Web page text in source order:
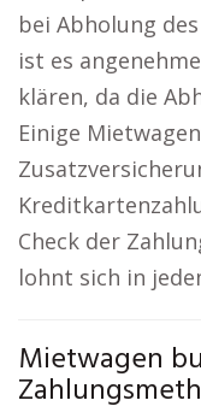
bei Abholung
ist es
klären, da die
Einige
Check der
lohnt sich in
Mietwagen